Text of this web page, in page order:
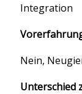
Integration
Nein,
Unterschied